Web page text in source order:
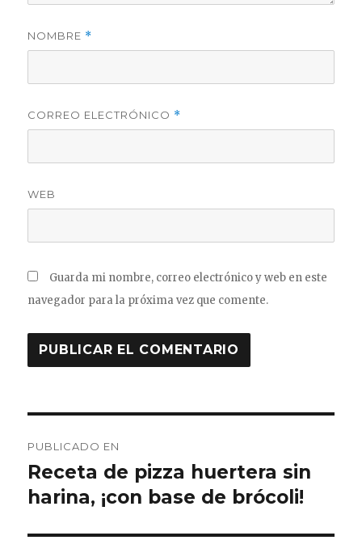
NOMBRE *
CORREO ELECTRÓNICO *
WEB
Guarda mi nombre, correo electrónico y web en este
navegador para la próxima vez que comente.
de
entradas
PUBLICADO EN
Receta de pizza huertera sin
harina, ¡con base de brócoli!